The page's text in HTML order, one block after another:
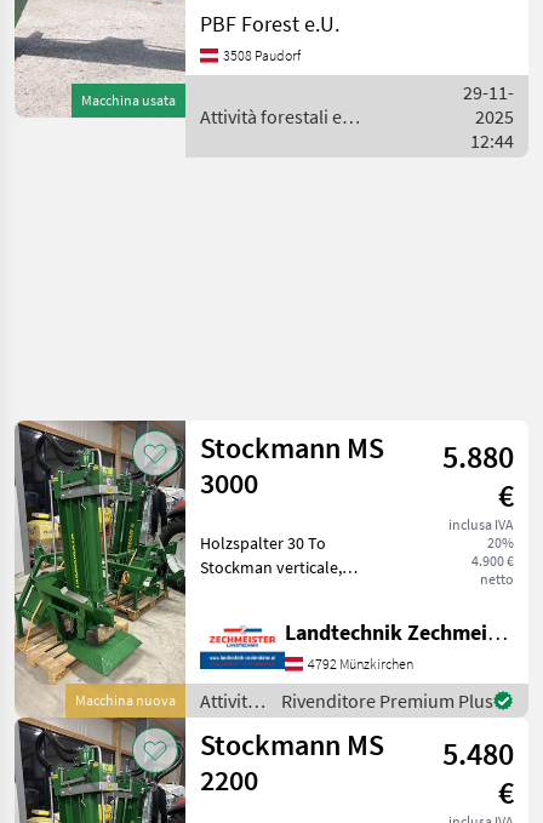
Macchina usata
Vereinfachung des
Vorspaltens von Stämmen
bis zu 120 cm Länge: den
revolutionäre Gerät wurde
PBF Forest e.U.
3508 Paudorf
Attività forestali e
Sonstige
29-11-
2025
12:44
Macchina nuova
Stockmann MS
3000
5.880
€
inclusa IVA
20%
4.900 €
netto
Holzspalter 30 To
Stockman verticale,
verticale Attività forestali e
lavorazione del legno
Spaccalegna
Landtechnik Zechmeister GmbH & Co KG
4792 Münzkirchen
Attività
forestali
e
lavorazione
del
Rivenditore Premium Plus
Stockmann MS
2200
5.480
€